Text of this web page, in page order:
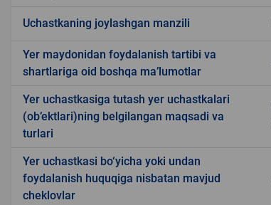
Uchastkaning joylashgan manzili
Yer maydonidan foydalanish tartibi va
shartlariga oid boshqa ma’lumotlar
Yer uchastkasiga tutash yer uchastkalari
(ob’ektlari)ning belgilangan maqsadi va
turlari
Yer uchastkasi bo‘yicha yoki undan
foydalanish huquqiga nisbatan mavjud
cheklovlar